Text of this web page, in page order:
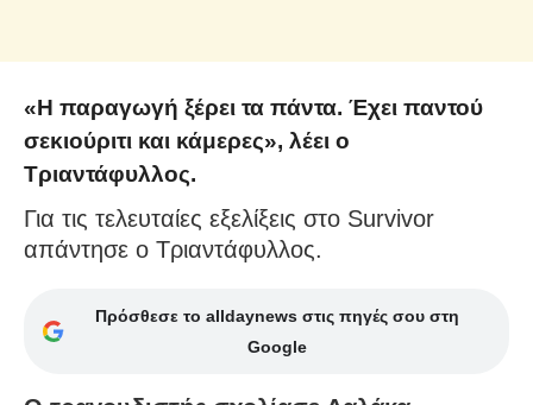
«Η παραγωγή ξέρει τα πάντα. Έχει παντού
σεκιούριτι και κάμερες», λέει ο
Τριαντάφυλλος.
Για τις τελευταίες εξελίξεις στο Survivor
απάντησε ο Τριαντάφυλλος.
Πρόσθεσε το alldaynews στις πηγές σου στη
Google